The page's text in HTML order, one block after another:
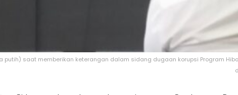
putih) saat memberikan keterangan dalam sidang dugaan korupsi Program